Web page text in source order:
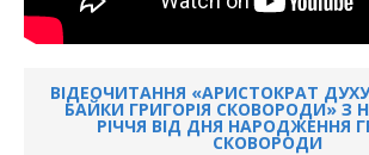
ВІДЕОЧИТАННЯ «АРИСТОКРАТ
БАЙКИ ГРИГОРІЯ СКОВОРОДИ» З
РІЧЧЯ ВІД ДНЯ НАРОДЖЕННЯ
СКОВОРОДИ